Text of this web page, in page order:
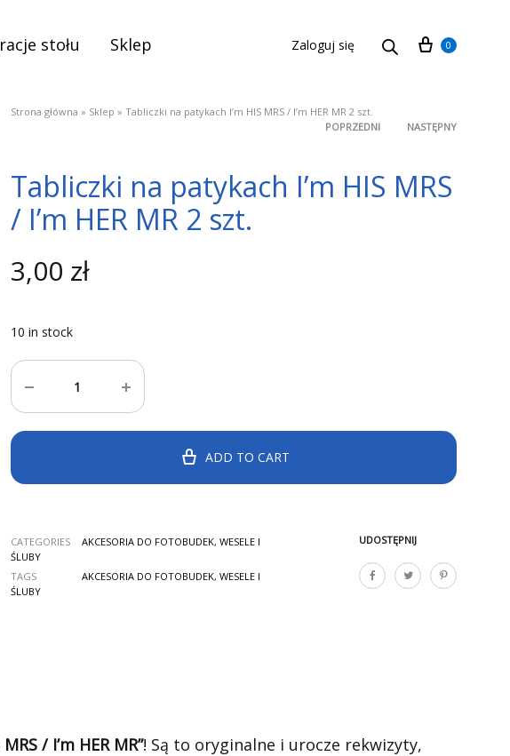
stołu Sklep Zaloguj się Cart
0
Strona główna » Sklep » Tabliczki na patykach I’m HIS MRS / I’m HER MR 2 szt.
Product
navigation
POPRZEDNI NASTĘPNY
Tabliczki na patykach I’m HIS MRS
/ I’m HER MR 2 szt.
3,00 zł
10 in stock
Quantity
ADD TO CART
UDOSTĘPNIJ
CATEGORIES AKCESORIA DO FOTOBUDEK, WESELE I
ŚLUBY
TAGS
AKCESORIA DO FOTOBUDEK, WESELE I
ŚLUBY
/ I’m HER MR”! Są to oryginalne i urocze rekwizyty,